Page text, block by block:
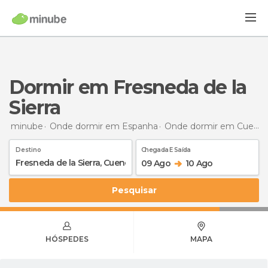
Dormir em Fresneda de la
Sierra
minube Onde dormir em Espanha Onde dormir em Cuenca
Destino Chegada E Saída
09 Ago 10 Ago
Pesquisar
HÓSPEDES MAPA